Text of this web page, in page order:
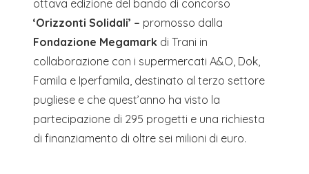
ottava edizione del bando di concorso
‘Orizzonti Solidali’ – promosso dalla
Fondazione Megamark di Trani in
collaborazione con i supermercati A&O, Dok,
Famila e Iperfamila, destinato al terzo settore
pugliese e che quest’anno ha visto la
partecipazione di 295 progetti e una richiesta
di finanziamento di oltre sei milioni di euro.